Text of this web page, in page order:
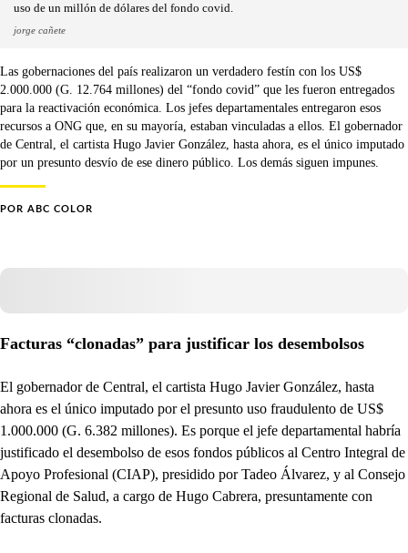
uso de un millón de dólares del fondo covid.
jorge cañete
Las gobernaciones del país realizaron un verdadero festín con los US$
2.000.000 (G. 12.764 millones) del “fondo covid” que les fueron entregados
para la reactivación económica. Los jefes departamentales entregaron esos
recursos a ONG que, en su mayoría, estaban vinculadas a ellos. El gobernador
de Central, el cartista Hugo Javier González, hasta ahora, es el único imputado
por un presunto desvío de ese dinero público. Los demás siguen impunes.
POR ABC COLOR
Facturas “clonadas” para justificar los desembolsos
El gobernador de Central, el cartista Hugo Javier González, hasta
ahora es el único imputado por el presunto uso fraudulento de US$
1.000.000 (G. 6.382 millones). Es porque el jefe departamental habría
justificado el desembolso de esos fondos públicos al Centro Integral de
Apoyo Profesional (CIAP), presidido por Tadeo Álvarez, y al Consejo
Regional de Salud, a cargo de Hugo Cabrera, presuntamente con
facturas clonadas.